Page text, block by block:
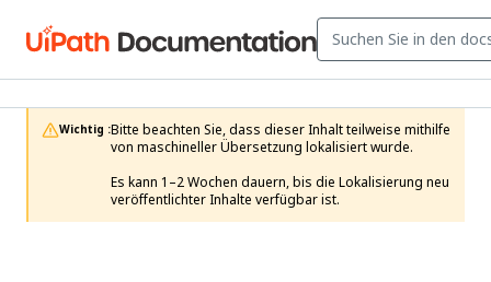
Wichtig :Bitte beachten Sie, dass dieser Inhalt teilweise mithilfe
von maschineller Übersetzung lokalisiert wurde.
Es kann 1–2 Wochen dauern, bis die Lokalisierung neu
veröffentlichter Inhalte verfügbar ist.